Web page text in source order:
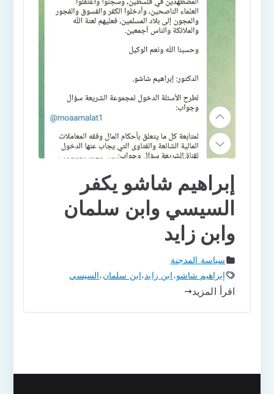
إبراهيم شاشو يكفر
السيسي وابن سلمان
وابن زايد
سياسة المدجنة
إبراهيم شاشو،ابن زايد،ابن سلمان،السيسي
اقرأ المزيد